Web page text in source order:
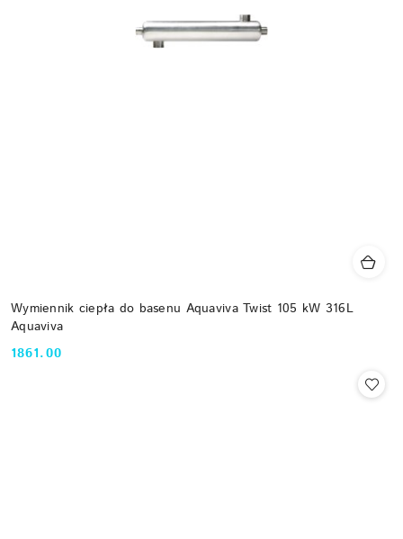
Wymiennik ciepła do basenu Aquaviva Twist 105 kW 316L
Aquaviva
Cena:
1861.00